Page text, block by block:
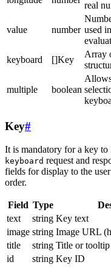
real
value number used
keyboard []Key
Array
multiple boolean
Key#
It is mandatory for a key
keyboard request and
fields for display to the
order.
Field Type
text
string Key text
image string Image URL
title
string Title or
id
string Key ID